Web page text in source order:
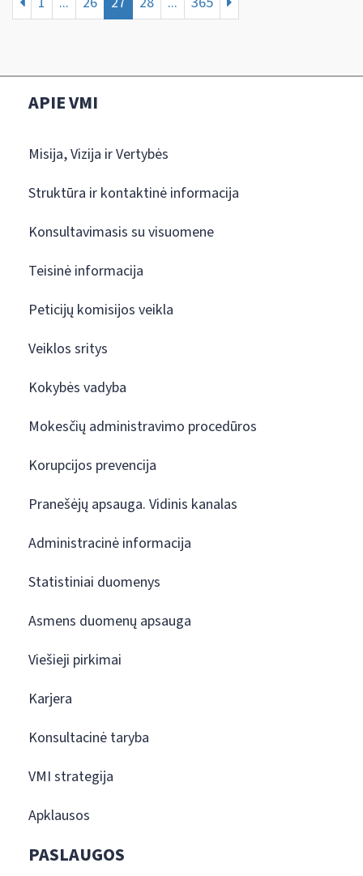
APIE VMI
Misija, Vizija ir Vertybės
Struktūra ir kontaktinė informacija
Konsultavimasis su visuomene
Teisinė informacija
Peticijų komisijos veikla
Veiklos sritys
Kokybės vadyba
Mokesčių administravimo procedūros
Korupcijos prevencija
Pranešėjų apsauga. Vidinis kanalas
Administracinė informacija
Statistiniai duomenys
Asmens duomenų apsauga
Viešieji pirkimai
Karjera
Konsultacinė taryba
VMI strategija
Apklausos
PASLAUGOS